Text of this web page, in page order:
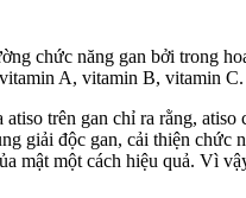
chức năng gan bởi trong
A, vitamin B, vitamin
trên gan chỉ ra rằng,
giải độc gan, cải thiện chức
mật một cách hiệu quả. Vì